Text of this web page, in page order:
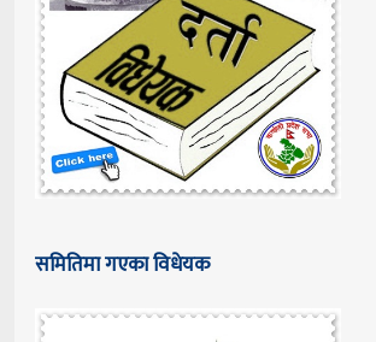
समितिमा गएका विधेयक